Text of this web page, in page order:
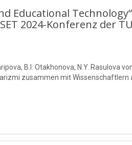
Educational
2024-Konferenz der TU
B.I. Otakhonova, N.Y. Rasulova
zusammen mit Wissenschaftlern